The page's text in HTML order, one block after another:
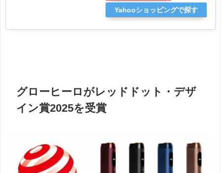
Yahooショッピングで探す
グローヒーロがレッドドット・デザ
イン賞2025を受賞